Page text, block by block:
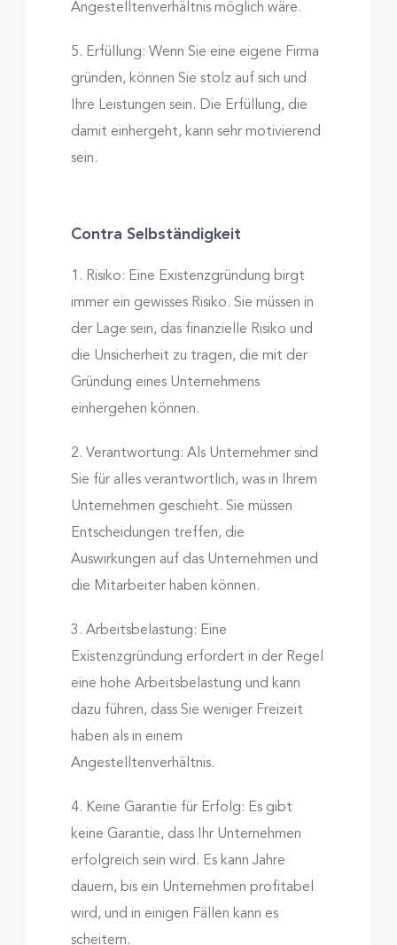
Angestelltenverhältnis möglich wäre.
5. Erfüllung: Wenn Sie eine eigene Firma
gründen, können Sie stolz auf sich und
Ihre Leistungen sein. Die Erfüllung, die
damit einhergeht, kann sehr motivierend
sein.
Contra Selbständigkeit
1. Risiko: Eine Existenzgründung birgt
immer ein gewisses Risiko. Sie müssen in
der Lage sein, das finanzielle Risiko und
die Unsicherheit zu tragen, die mit der
Gründung eines Unternehmens
einhergehen können.
2. Verantwortung: Als Unternehmer sind
Sie für alles verantwortlich, was in Ihrem
Unternehmen geschieht. Sie müssen
Entscheidungen treffen, die
Auswirkungen auf das Unternehmen und
die Mitarbeiter haben können.
3. Arbeitsbelastung: Eine
Existenzgründung erfordert in der Regel
eine hohe Arbeitsbelastung und kann
dazu führen, dass Sie weniger Freizeit
haben als in einem
Angestelltenverhältnis.
4. Keine Garantie für Erfolg: Es gibt
keine Garantie, dass Ihr Unternehmen
erfolgreich sein wird. Es kann Jahre
dauern, bis ein Unternehmen profitabel
wird, und in einigen Fällen kann es
scheitern.